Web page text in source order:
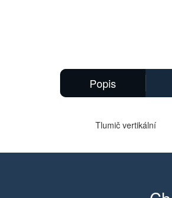
obrázek
Popis
Tlumič vertikální